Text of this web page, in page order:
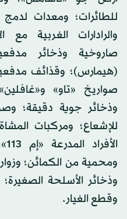
للطائرات؛ ومعدات
والرادارات الغربية مع
صاروخية وذخائر
صواريخ «تاو»
وذخائر جوية دقيقة؛
للإشعاع؛ ومركبات
ومحمية من الكمائن؛
وذخائر الأسلحة
وقطع الغيار.